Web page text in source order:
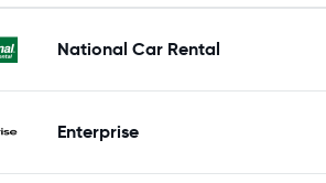
National Car Rental
Enterprise